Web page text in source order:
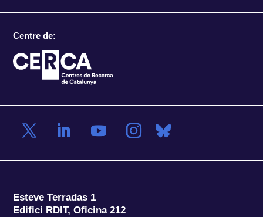
Centre de:
Esteve Terradas 1
Edifici RDIT, Oficina 212